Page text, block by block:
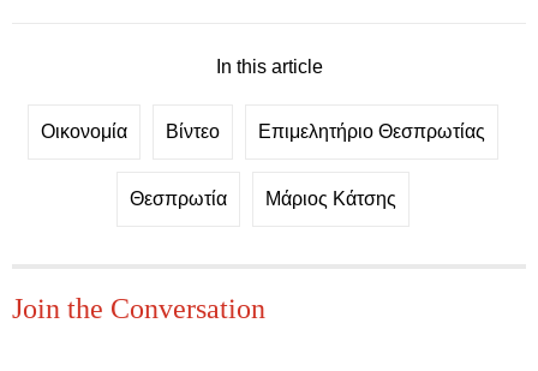
In this article
Οικονομία Βίντεο Επιμελητήριο Θεσπρωτίας
Θεσπρωτία Μάριος Κάτσης
Join the Conversation